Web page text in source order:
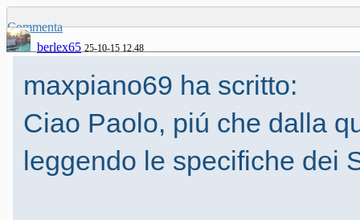
Ciao
Paolo
Commenta
berlex65 25-10-15 12.48
maxpiano69 ha scritto:
Ciao Paolo, piú che dalla
leggendo le specifiche dei